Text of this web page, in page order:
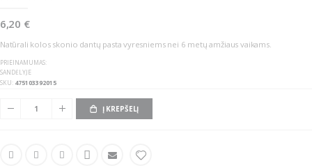
6,20 €
Natūrali kolos skonio dantų pasta vyresniems nei 6 metų amžiaus vaikams.
PRIEINAMUMAS:
SANDĖLYJE
SKU 475103392015
Į KREPŠELĮ